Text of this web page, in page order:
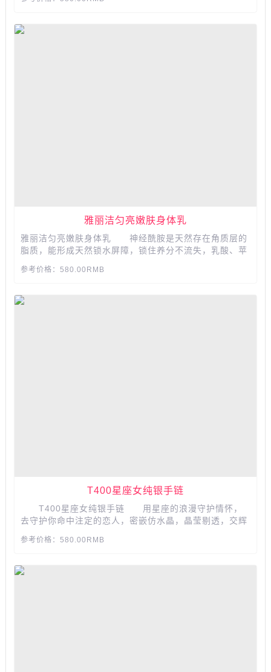
雅丽洁匀亮嫩肤身体乳
雅丽洁匀亮嫩肤身体乳 神经酰胺是天然存在角质层的
脂质，能形成天然锁水屏障，锁住养分不流失，乳酸、苹
参考价格：580.00RMB
T400星座女纯银手链
T400星座女纯银手链 用星座的浪漫守护情怀，
去守护你命中注定的恋人，密嵌仿水晶，晶莹剔透，交辉
了三种不同惊喜。...
参考价格：580.00RMB